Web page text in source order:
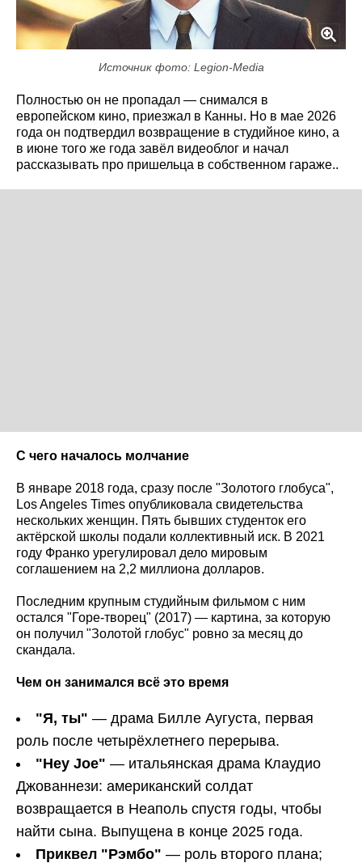
Источник фото: Legion-Media
Полностью он не пропадал — снимался в
европейском кино, приезжал в Канны. Но в мае 2026
года он подтвердил возвращение в студийное кино, а
в июне того же года завёл видеоблог и начал
рассказывать про пришельца в собственном гараже..
С чего началось молчание
В январе 2018 года, сразу после "Золотого глобуса",
Los Angeles Times опубликовала свидетельства
нескольких женщин. Пять бывших студенток его
актёрской школы подали коллективный иск. В 2021
году Франко урегулировал дело мировым
соглашением на 2,2 миллиона долларов.
Последним крупным студийным фильмом с ним
остался "Горе-творец" (2017) — картина, за которую
он получил "Золотой глобус" ровно за месяц до
скандала.
Чем он занимался всё это время
"Я, ты" — драма Билле Аугуста, первая
роль после четырёхлетнего перерыва.
"Hey Joe" — итальянская драма Клаудио
Джованнези: американский солдат
возвращается в Неаполь спустя годы, чтобы
найти сына. Выпущена в конце 2025 года.
Приквел "Рэмбо" — роль второго плана;